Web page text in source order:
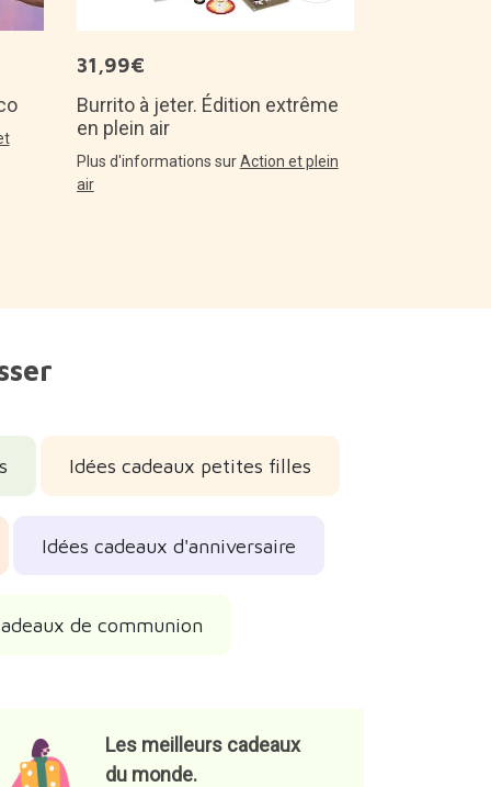
31,99€
Burrito à jeter. Édition extrême
en plein air
Plus d'informations surAction et plein
air
Idées cadeaux petites filles
Idées cadeaux d'anniversaire
de communion
Les meilleurs cadeaux
du monde.